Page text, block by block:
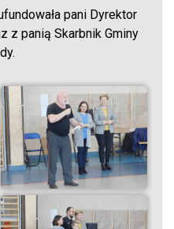
pani Dyrektor
z panią Skarbnik Gminy